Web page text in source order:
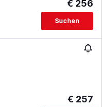
€ 256
Suchen
€ 257